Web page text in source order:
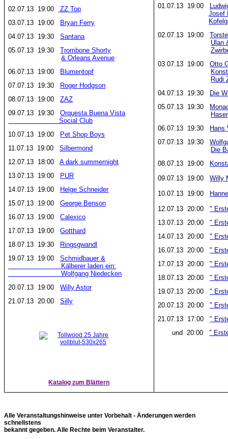
02.07.13 19:00
ZZ Top
03.07.13 19:00
Bryan Ferry
04.07.13 19:30
Santana
05.07.13 19:30Trombone Shorty
& Orleans Avenue
06.07.13 19:00
Blumentopf
07.07.13 19:30
Roger Hodgson
08.07.13 19:00
ZAZ
09.07.13 19:30
Orquesta Buena Vista
Social Club
10.07.13 19:00
Pet Shop Boys
11.07.13 19:00Silbermond
12.07.13 18:00
A dark summernight
13.07.13 19:00
PUR
14.07.13 19:00
Helge Schneider
15.07.13 19:00
George Benson
16.07.13 19:00Calexico
17.07.13 19:00Gotthard
18.07.13 19:30
Ringsgwandl
19.07.13 19:00Schmidbauer &
Kälberer laden ein:
Wolfgang Niedecken
20.07.13 19:00
Willy Astor
21.07.13 20:00
Silly
Katalog zum Blättern
01.07.13 19:00
Josef
02.07.13 19:00
Ulan
03.07.13 19:00Otto
Rudi
04.07.13 19:30
Die
05.07.13 19:30
06.07.13 19:30
Hans
07.07.13 19:30
Die
08.07.13 19:00
09.07.13 19:00Willy
10.07.13 19:00
12.07.13 20:00"
13.07.13 20:00
"
14.07.13 20:00
"
16.07.13 20:00
"
17.07.13 20:00
"
18.07.13 20:00
"
19.07.13 20:00
"
20.07.13 20:00
"
21.07.13 17:00
"
und 20:00
"
Alle Veranstaltungshinweise unter Vorbehalt - Änderungen werden
schnellstens
bekannt gegeben. Alle Rechte beim Veranstalter.